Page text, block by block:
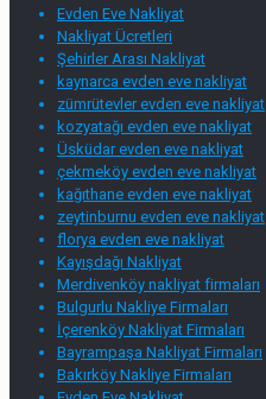
Evden Eve Nakliyat
Nakliyat Ücretleri
Şehirler Arası Nakliyat
kaynarca evden eve nakliyat
zümrütevler evden eve nakliyat
kozyatağı evden eve nakliyat
Üsküdar evden eve nakliyat
çekmeköy evden eve nakliyat
kağıthane evden eve nakliyat
zeytinburnu evden eve nakliyat
florya evden eve nakliyat
Kayışdağı Nakliyat
Merdivenköy nakliyat firmaları
Bulgurlu Nakliye Firmaları
İçerenköy Nakliyat Firmaları
Bayrampaşa Nakliyat Firmaları
Bakırköy Nakliye Firmaları